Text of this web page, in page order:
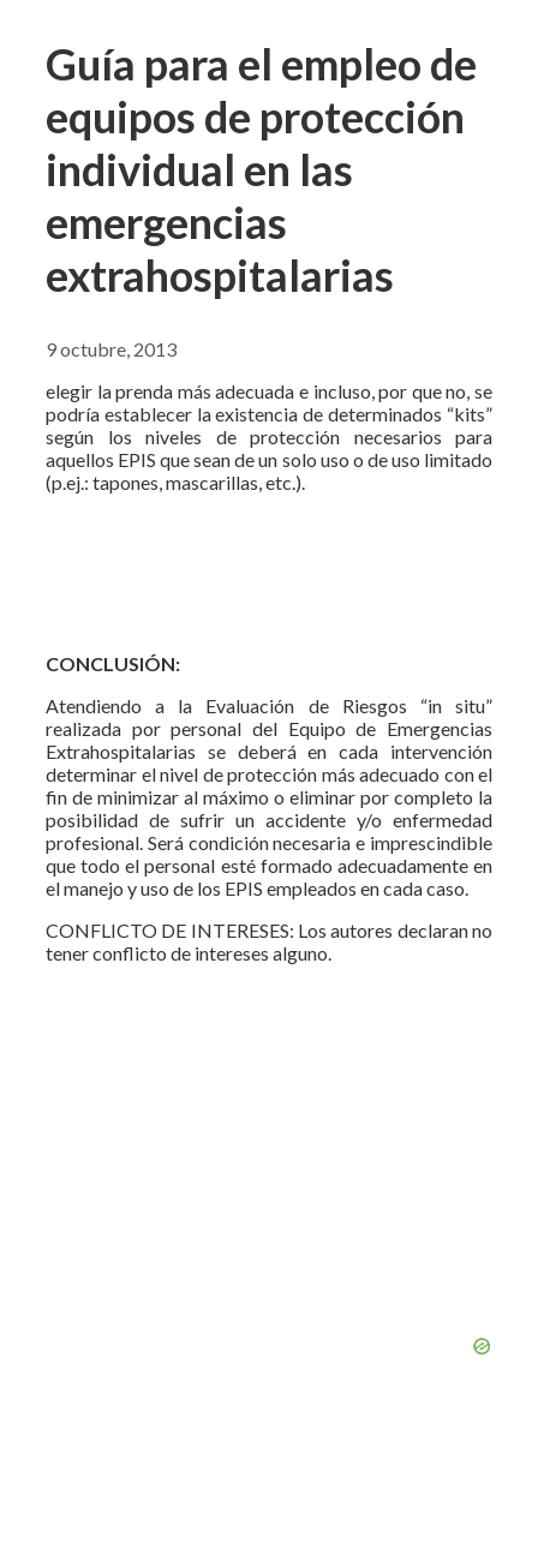
Guía para el empleo de
equipos de protección
individual en las
emergencias
extrahospitalarias
9 octubre, 2013
elegir la prenda más adecuada e incluso, por que no, se
podría establecer la existencia de determinados “kits”
según los niveles de protección necesarios para
aquellos EPIS que sean de un solo uso o de uso limitado
(p.ej.: tapones, mascarillas, etc.).
CONCLUSIÓN:
Atendiendo a la Evaluación de Riesgos “in situ”
realizada por personal del Equipo de Emergencias
Extrahospitalarias se deberá en cada intervención
determinar el nivel de protección más adecuado con el
fin de minimizar al máximo o eliminar por completo la
posibilidad de sufrir un accidente y/o enfermedad
profesional. Será condición necesaria e imprescindible
que todo el personal esté formado adecuadamente en
el manejo y uso de los EPIS empleados en cada caso.
CONFLICTO DE INTERESES: Los autores declaran no
tener conflicto de intereses alguno.